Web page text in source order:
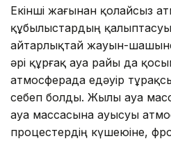
Екінші жағынан қолайсыз
құбылыстардың
айтарлықтай жауын-
әрі құрғақ ауа райы да
атмосферада едәуір
себеп болды. Жылы ауа
ауа массасына ауысуы
процестердің күшеюіне,